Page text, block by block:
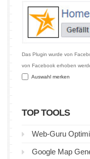
Das Plugin wurde von
von Facebook erhoben
Auswahl merken
TOP TOOLS
Web-Guru
Google Map